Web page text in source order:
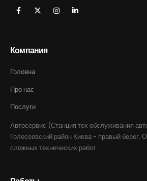
Компания
Головна
Про нас
Послуги
Автосервис (Станция тех обслуживания
Голосеевский район Киева - правый берег.
сложных технических работ.